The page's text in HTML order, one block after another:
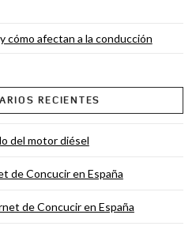
cómo afectan a la conducción
RECIENTES
del motor diésel
de Concucir en España
de Concucir en España